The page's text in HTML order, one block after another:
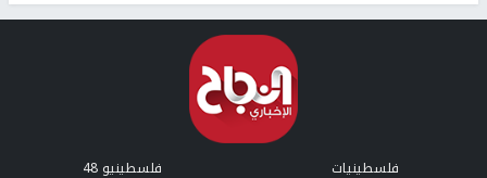
فلسطينيات فلسطينيو 48